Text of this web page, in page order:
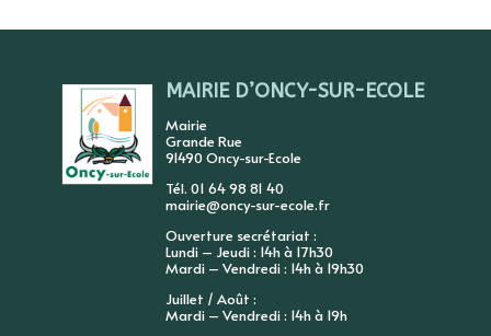
MAIRIE D’ONCY-SUR-ECOLE
Mairie
Grande Rue
91490 Oncy-sur-Ecole
Tél. 01 64 98 81 40
mairie@oncy-sur-ecole.fr
Ouverture secrétariat :
Lundi – Jeudi : 14h à 17h30
Mardi – Vendredi : 14h à 19h30
Juillet / Août :
Mardi – Vendredi : 14h à 19h